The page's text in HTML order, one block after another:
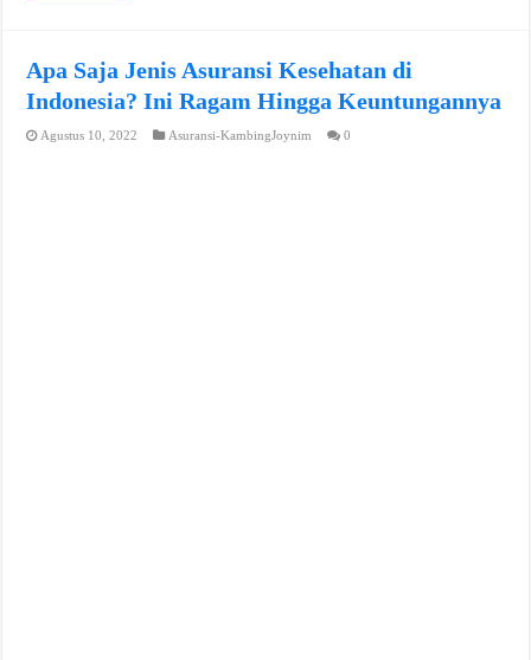
Apa Saja Jenis Asuransi Kesehatan di
Indonesia? Ini Ragam Hingga Keuntungannya
Agustus 10, 2022 Asuransi-KambingJoynim 0